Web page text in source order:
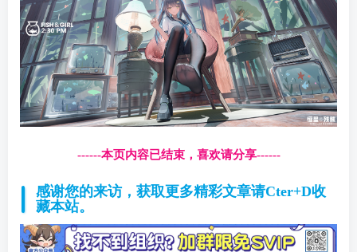
------本页内容已结束，喜欢请分享------
感谢您的来访，获取更多精彩文章请Cter+D收
藏本站。